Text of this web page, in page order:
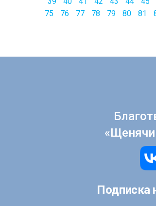
75
76 77 78 79 80 81
Подписка